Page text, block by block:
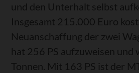
und den Unterhalt selbst
Insgesamt 215.000 Euro
Neuanschaffung der zwei
hat 256 PS aufzuweisen und
Tonnen. Mit 163 PS ist der